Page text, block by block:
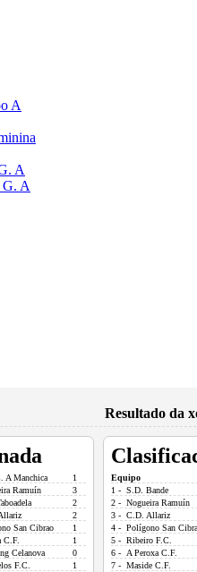
A
A
G. A
Resultado da
A Manchica
1
Ramuín
3
2
2
San Cibrao
1
C.F.
1
Celanova
0
F.C.
1
Equipo
1 - S.D. Bande
2 - Nogueira Ramuín
3 - C.D. Allariz
4 - Polígono San
5 - Ribeiro F.C.
6 - A Peroxa C.F.
7 - Maside C.F.